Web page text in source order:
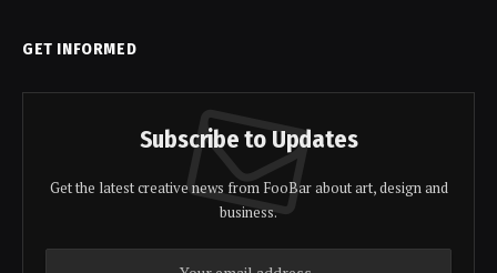
GET INFORMED
Subscribe to Updates
Get the latest creative news from FooBar about art, design and
business.